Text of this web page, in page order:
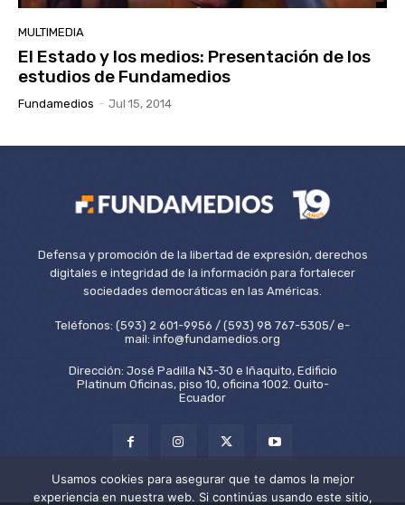
MULTIMEDIA
El Estado y los medios: Presentación de los
estudios de Fundamedios
Fundamedios - Jul 15, 2014
Defensa y promoción de la libertad de expresión, derechos
digitales e integridad de la información para fortalecer
sociedades democráticas en las Américas.
Teléfonos: (593) 2 601-9956 / (593) 98 767-5305/ e-
mail: info@fundamedios.org
Dirección: José Padilla N3-30 e Iñaquito, Edificio
Platinum Oficinas, piso 10, oficina 1002. Quito-
Ecuador
Usamos cookies para asegurar que te damos la mejor
experiencia en nuestra web. Si continúas usando este sitio,